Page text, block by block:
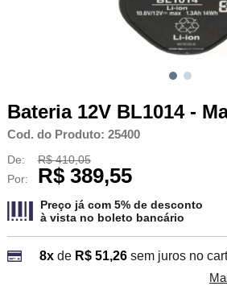
Bateria 12V BL1014 -
Cod. do Produto: 25400
De:
R$ 410,05
Por:
R$ 389,55
Preço já com 5% de desconto
à vista no boleto bancário
8xde R$ 51,26 sem juros no